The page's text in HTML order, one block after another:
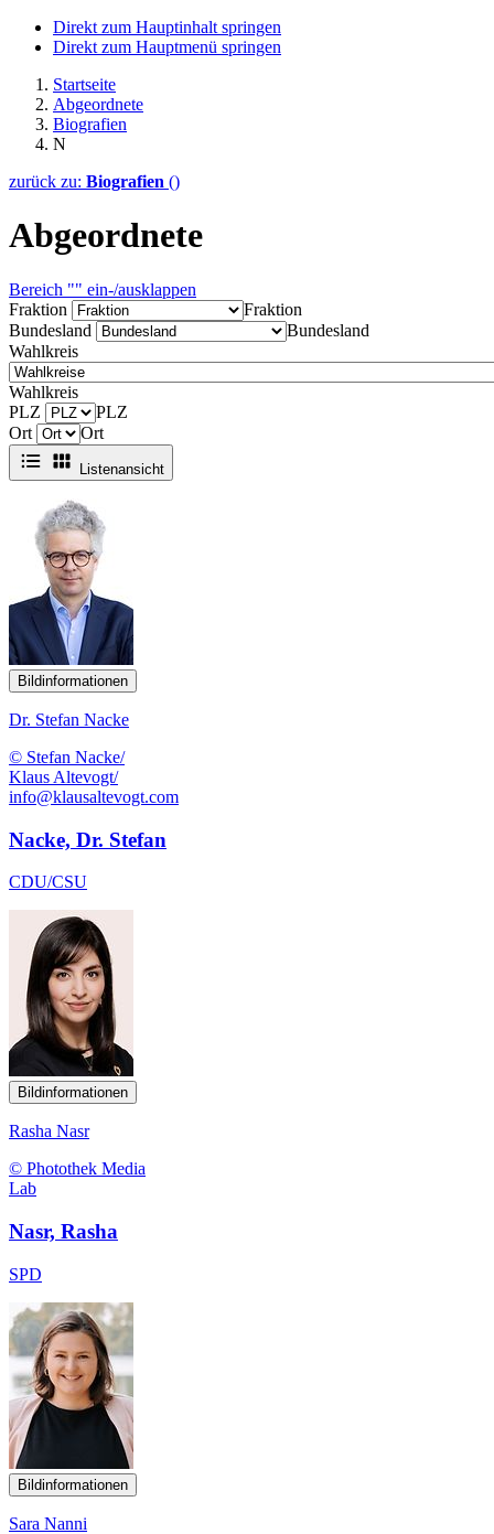
Direkt zum Hauptinhalt springen
Direkt zum Hauptmenü springen
Startseite
Abgeordnete
Biografien
N
zurück zu: Biografien ()
Abgeordnete
Bereich "" ein-/ausklappen
Fraktion
Fraktion
Bundesland
Bundesland
Wahlkreis
Wahlkreis
PLZ
PLZ
Ort
Ort
Listenansicht
Bildinformationen
Dr. Stefan Nacke
© Stefan Nacke/
Klaus Altevogt/
info@klausaltevogt.com
Nacke, Dr. Stefan
CDU/CSU
Bildinformationen
Rasha Nasr
© Photothek Media
Lab
Nasr, Rasha
SPD
Bildinformationen
Sara Nanni